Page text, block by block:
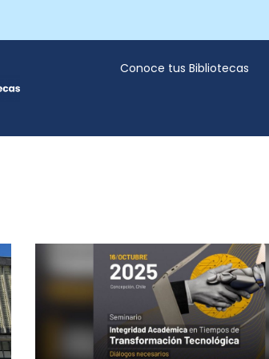
Conoce tus Bibliotecas